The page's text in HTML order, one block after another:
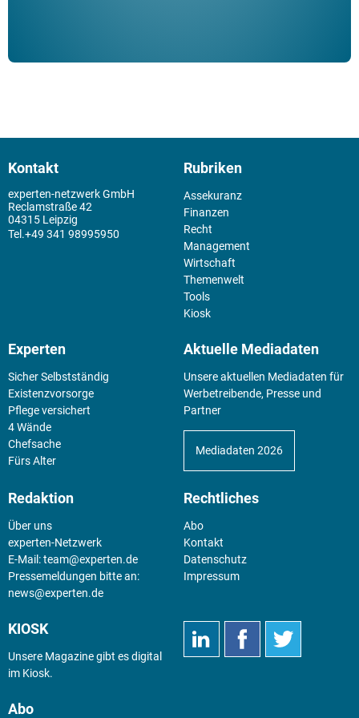
Kontakt
experten-netzwerk GmbH
Reclamstraße 42
04315 Leipzig
+49 341 98995950
Rubriken
Assekuranz
Finanzen
Recht
Management
Wirtschaft
Themenwelt
Tools
Kiosk
Experten
Sicher Selbstständig
Existenz­vorsorge
Pflege versichert
4 Wände
Chefsache
Fürs Alter
Aktuelle Mediadaten
Unsere aktuellen Mediadaten für
Werbetreibende, Presse und
Partner
Mediadaten 2026
Redaktion
Über uns
experten-Netzwerk
E-Mail:team@experten.de
Pressemeldungen bitte an:
news@experten.de
Rechtliches
Abo
Kontakt
Datenschutz
Impressum
KIOSK
Unsere Magazine gibt es digital
im Kiosk.
Abo